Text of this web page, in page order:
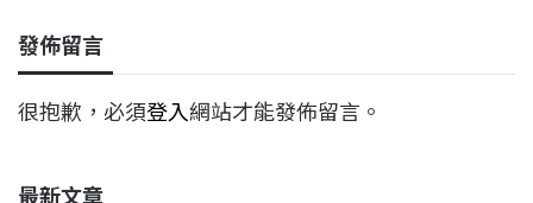
發佈留言
很抱歉，必須登入網站才能發佈留言。
最新文章